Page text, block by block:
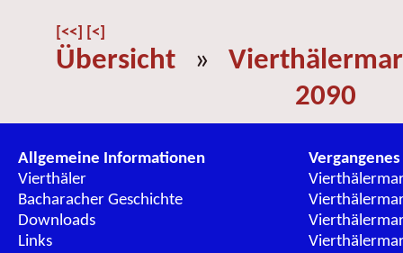
[<<] [<]
Übersicht »
2090
Allgemeine Informationen
Vierthäler
Bacharacher Geschichte
Downloads
Links
Vergangenes